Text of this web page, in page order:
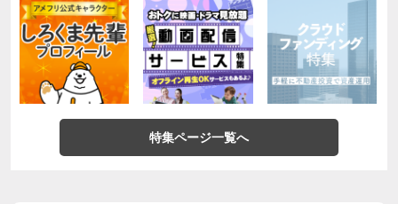
特集ページ一覧へ